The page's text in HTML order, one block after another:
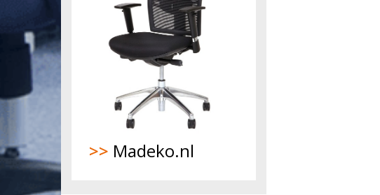
>> Madeko.nl